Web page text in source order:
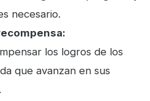
necesario.
los logros de los
que avanzan en sus